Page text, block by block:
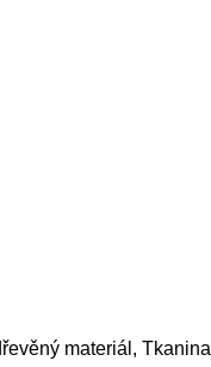
materiál, Tkanina